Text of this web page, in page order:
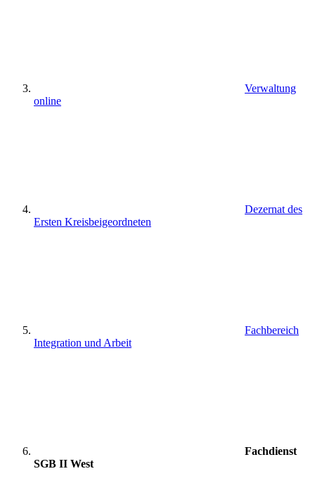
Verwaltung
online
Dezernat des
Ersten Kreisbeigeordneten
Fachbereich
Integration und Arbeit
Fachdienst
SGB II West